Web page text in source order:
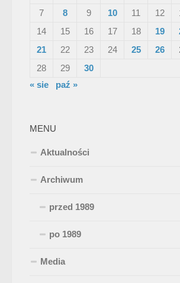
7
8 9 10 11 12
14
15 16 17 18 19
21
22 23 24 25 26
28
29
30
« sie
paź »
MENU
Aktualności
Archiwum
przed 1989
po 1989
Media